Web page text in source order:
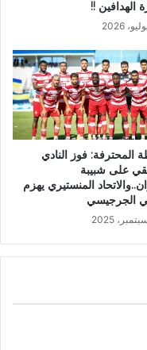
الهدافين !!
المحترفة: فوز النادي
على شبيبة
المنستيري يهزم
الجرجيسي